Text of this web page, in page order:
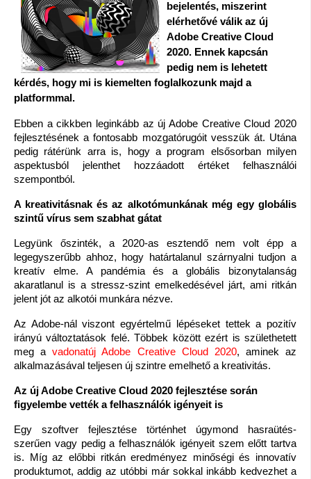
bejelentés, miszerint
elérhetővé válik az új
Adobe Creative Cloud
2020. Ennek kapcsán
pedig nem is lehetett
kérdés, hogy mi is kiemelten foglalkozunk majd a
platformmal.
Ebben a cikkben leginkább az új Adobe Creative Cloud 2020
fejlesztésének a fontosabb mozgatórugóit vesszük át. Utána
pedig rátérünk arra is, hogy a program elsősorban milyen
aspektusból jelenthet hozzáadott értéket felhasználói
szempontból.
A kreativitásnak és az alkotómunkának még egy globális
szintű vírus sem szabhat gátat
Legyünk őszinték, a 2020-as esztendő nem volt épp a
legegyszerűbb ahhoz, hogy határtalanul szárnyalni tudjon a
kreatív elme. A pandémia és a globális bizonytalanság
akaratlanul is a stressz-szint emelkedésével járt, ami ritkán
jelent jót az alkotói munkára nézve.
Az Adobe-nál viszont egyértelmű lépéseket tettek a pozitív
irányú változtatások felé. Többek között ezért is születhetett
meg a vadonatúj Adobe Creative Cloud 2020, aminek az
alkalmazásával teljesen új szintre emelhető a kreativitás.
Az új Adobe Creative Cloud 2020 fejlesztése során
figyelembe vették a felhasználók igényeit is
Egy szoftver fejlesztése történhet úgymond hasraütés-
szerűen vagy pedig a felhasználók igényeit szem előtt tartva
is. Míg az előbbi ritkán eredményez minőségi és innovatív
produktumot, addig az utóbbi már sokkal inkább kedvezhet a